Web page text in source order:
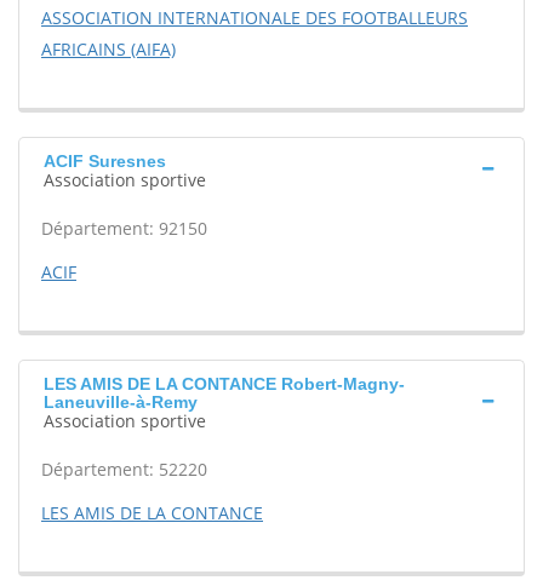
ASSOCIATION INTERNATIONALE DES FOOTBALLEURS
AFRICAINS (AIFA)
ACIF Suresnes
Association sportive
Département: 92150
ACIF
LES AMIS DE LA CONTANCE Robert-Magny-
Laneuville-à-Remy
Association sportive
Département: 52220
LES AMIS DE LA CONTANCE